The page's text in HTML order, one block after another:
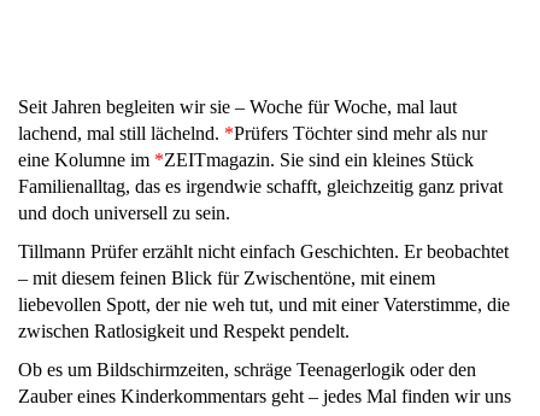
Seit Jahren begleiten wir sie – Woche für Woche, mal laut
lachend, mal still lächelnd. *Prüfers Töchter sind mehr als nur
eine Kolumne im *ZEITmagazin. Sie sind ein kleines Stück
Familienalltag, das es irgendwie schafft, gleichzeitig ganz privat
und doch universell zu sein.
Tillmann Prüfer erzählt nicht einfach Geschichten. Er beobachtet
– mit diesem feinen Blick für Zwischentöne, mit einem
liebevollen Spott, der nie weh tut, und mit einer Vaterstimme, die
zwischen Ratlosigkeit und Respekt pendelt.
Ob es um Bildschirmzeiten, schräge Teenagerlogik oder den
Zauber eines Kinderkommentars geht – jedes Mal finden wir uns